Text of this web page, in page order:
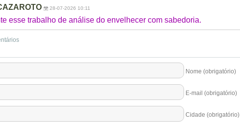
28-07-2026 10:11
esse trabalho de análise do envelhecer com sabedoria.
Nome (obrigatório)
E-mail (obrigatório)
Cidade (obrigatório)